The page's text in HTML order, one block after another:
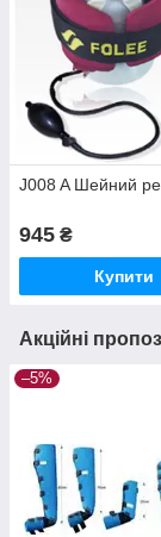
J008 A Шейний
945 ₴
Купити
Акційні
–5%